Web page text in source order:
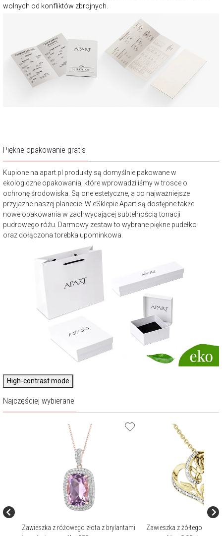
wolnych od konfliktów zbrojnych.
Piękne opakowanie gratis
Kupione na apart.pl produkty są domyślnie pakowane w
ekologiczne opakowania, które wprowadziliśmy w trosce o
ochronę środowiska. Są one estetyczne, a co najważniejsze
przyjazne naszej planecie. W eSklepie Apart są dostępne także
nowe opakowania w zachwycającej subtelnością tonacji
pudrowego różu. Darmowy zestaw to wybrane piękne pudełko
oraz dołączona torebka upominkowa.
High-contrast mode
Najczęściej wybierane
Zawieszka z różowego złota z brylantami
Zawieszka z żółtego złota